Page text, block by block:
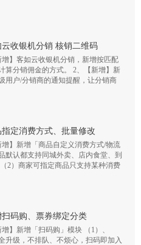
收银机分销 核销二维码
增】客如云收银机分销，新增按匹配
算分销佣金的方式。 2、【新增】新
用户/分销商的通知提醒，让分销商
定消费方式、批量修改
增】新增「商品自定义消费方式/物流
默认都支持同城外卖、店内食堂、到
2）商家可指定商品只支持某种消费
码购、票券绑定分类
】新增「扫码购」模块 （1）、
升级，不排队、不烦心，扫码即加入